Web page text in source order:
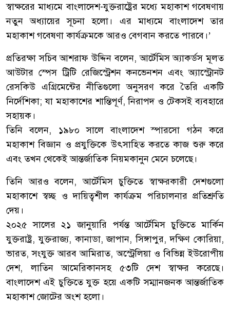
স্বাক্ষরের মাধ্যমে বাংলাদেশ-যুক্তরাষ্ট্রের মধ্যে মহাকাশ গবেষণায়
নতুন অধ্যায়ের সূচনা হলো। এর মাধ্যমে বাংলাদেশ তার
মহাকাশ গবেষণা কার্যক্রমকে আরও বেগবান করতে পারবে।’
প্রতিরক্ষা সচিব আশরাফ উদ্দিন বলেন, আর্টেমিস অ্যাকর্ডস মূলত
আউটার স্পেস ট্রিটি রেজিস্ট্রেশন কনভেনশন এবং অ্যাস্ট্রোনট
রেসকিউ এগ্রিমেন্টের নীতিগুলো অনুসরণ করে তৈরি একটি
নির্দেশিকা; যা মহাকাশের শান্তিপূর্ণ, নিরাপদ ও টেকসই ব্যবহারে
সহায়ক।
তিনি বলেন, ১৯৮০ সালে বাংলাদেশ স্পারসো গঠন করে
মহাকাশ বিজ্ঞান ও প্রযুক্তিকে উৎসাহিত করতে কাজ শুরু করে
এবং তখন থেকেই আন্তর্জাতিক নিয়মকানুন মেনে চলেছে।
তিনি আরও বলেন, আর্টেমিস চুক্তিতে স্বাক্ষরকারী দেশগুলো
মহাকাশে স্বচ্ছ ও দায়িত্বশীল কার্যক্রম পরিচালনার প্রতিশ্রুতি
দেয়।
২০২৫ সালের ২১ জানুয়ারি পর্যন্ত আর্টেমিস চুক্তিতে মার্কিন
যুক্তরাষ্ট্র, যুক্তরাজ্য, কানাডা, জাপান, সিঙ্গাপুর, দক্ষিণ কোরিয়া,
ভারত, সংযুক্ত আরব আমিরাত, অস্ট্রেলিয়া ও বিভিন্ন ইউরোপীয়
দেশ, লাতিন আমেরিকানসহ ৫৩টি দেশ স্বাক্ষর করেছে।
বাংলাদেশ এই চুক্তিতে যুক্ত হয়ে একটি সম্মানজনক আন্তর্জাতিক
মহাকাশ জোটের অংশ হলো।